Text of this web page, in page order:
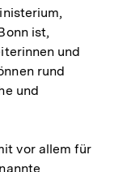
ist,
und
rund
und
vor allem für